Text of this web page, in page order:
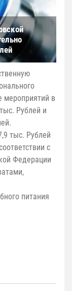
мероприятий в
Рублей и
тыс. Рублей
с
Федерации
питания